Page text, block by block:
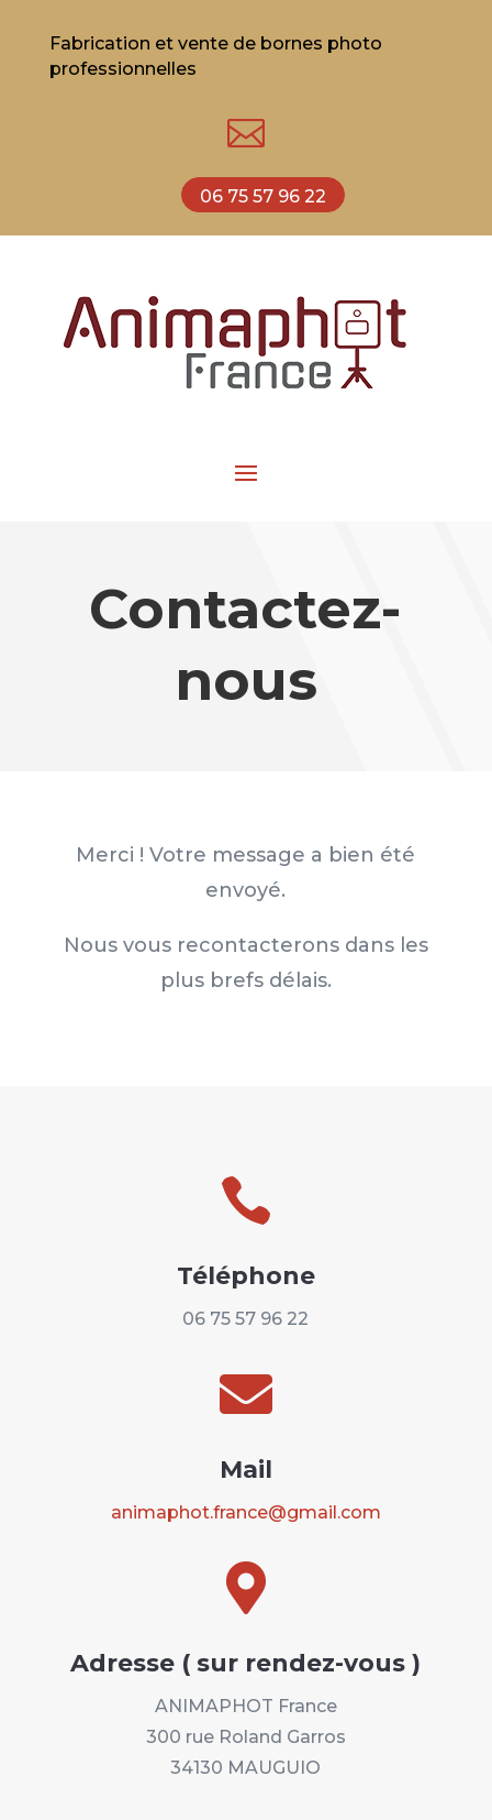
Fabrication et vente de bornes photo
professionnelles

06 75 57 96 22
Contactez-
nous
Merci ! Votre message a bien été
envoyé.
Nous vous recontacterons dans les
plus brefs délais.

Téléphone
06 75 57 96 22

Mail
animaphot.france@gmail.com

Adresse ( sur rendez-vous )
ANIMAPHOT France
300 rue Roland Garros
34130 MAUGUIO